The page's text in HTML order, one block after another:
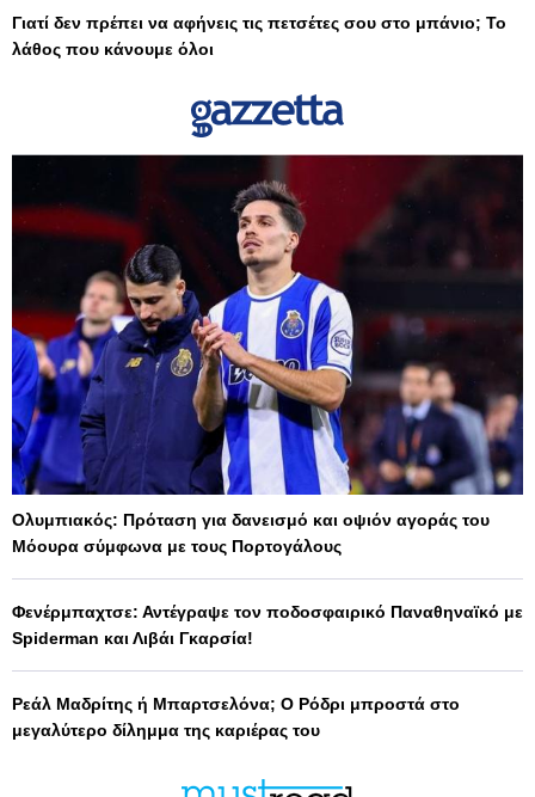
Γιατί δεν πρέπει να αφήνεις τις πετσέτες σου στο μπάνιο; Το
λάθος που κάνουμε όλοι
Ολυμπιακός: Πρόταση για δανεισμό και οψιόν αγοράς του
Μόουρα σύμφωνα με τους Πορτογάλους
Φενέρμπαχτσε: Αντέγραψε τον ποδοσφαιρικό Παναθηναϊκό με
Spiderman και Λιβάι Γκαρσία!
Ρεάλ Μαδρίτης ή Μπαρτσελόνα; Ο Ρόδρι μπροστά στο
μεγαλύτερο δίλημμα της καριέρας του